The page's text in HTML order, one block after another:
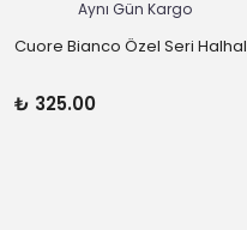
Aynı Gün Kargo
Cuore Bianco Özel Seri Halhal
₺ 325.00